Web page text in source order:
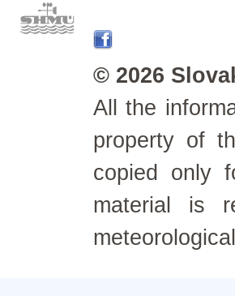
© 2026
All the
property of
copied only
material is